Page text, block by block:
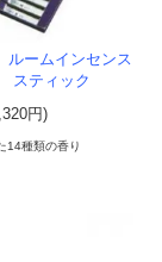
ームインセンス
スティック
円)
14種類の香り